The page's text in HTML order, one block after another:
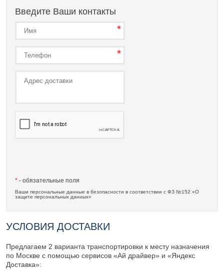
Введите Ваши контакты
* - обязательные поля
Ваши персональные данные в безопасности в соответствии с ФЗ №152 «О
защите персональных данных»
УСЛОВИЯ ДОСТАВКИ
Предлагаем 2 варианта транспортировки к месту назначения
по Москве с помощью сервисов «Ай драйвер» и «Яндекс
Доставка»: